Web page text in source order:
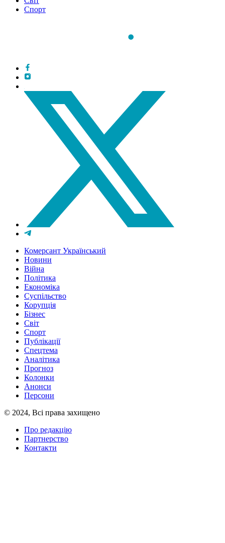
Спорт
Комерсант Український
Новини
Війна
Політика
Економіка
Суспільство
Корупція
Бізнес
Світ
Спорт
Публікації
Спецтема
Аналітика
Прогноз
Колонки
Анонси
Персони
© 2024, Всі права захищено
Про редакцію
Партнерство
Контакти